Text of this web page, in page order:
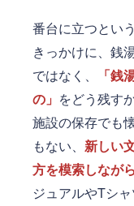
番台に立つとい
きっかけに、銭
ではなく、
「銭
の」 をどう残す
施設の保存でも
もない、 新しい
方を模索しながら
ジュアルやTシ